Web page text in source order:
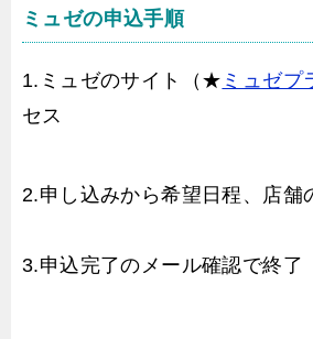
ミュゼの申込手順
1.ミュゼのサイト（★ ミュゼプ
セス
2.申し込みから希望日程、店舗
3.申込完了のメール確認で終了